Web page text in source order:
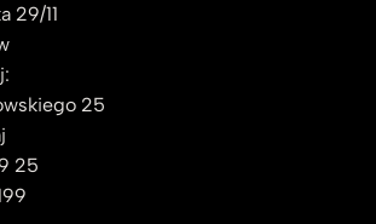
29/11
25
25